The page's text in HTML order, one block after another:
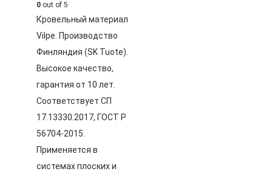
0 out of 5
Кровельный материал
Vilpe. Производство
Финляндия (SK Tuote).
Высокое качество,
гарантия от 10 лет.
Соответствует СП
17.13330.2017, ГОСТ Р
56704-2015.
Применяется в
системах плоских и